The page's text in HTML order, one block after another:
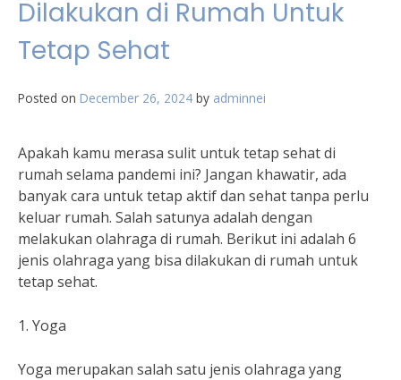
Dilakukan di Rumah Untuk
Tetap Sehat
Posted on December 26, 2024 by adminnei
Apakah kamu merasa sulit untuk tetap sehat di
rumah selama pandemi ini? Jangan khawatir, ada
banyak cara untuk tetap aktif dan sehat tanpa perlu
keluar rumah. Salah satunya adalah dengan
melakukan olahraga di rumah. Berikut ini adalah 6
jenis olahraga yang bisa dilakukan di rumah untuk
tetap sehat.
1. Yoga
Yoga merupakan salah satu jenis olahraga yang